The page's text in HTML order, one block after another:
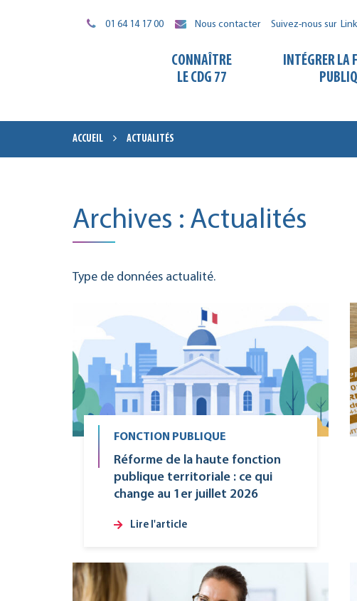
01 64 14 17 00 Nous contacter Suivez-nous sur
CONNAÎTRE
LE CDG 77
INTÉGRER LA
ACCUEIL ACTUALITÉS
Archives : Actualités
Type de données actualité.
FONCTION PUBLIQUE
Réforme de la haute fonction
publique territoriale : ce qui
change au 1er juillet 2026
Lire l'article